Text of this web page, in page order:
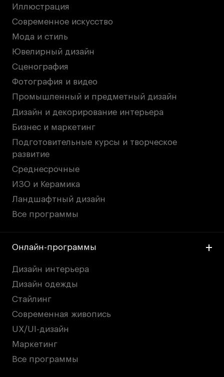
Иллюстрация
Современное искусство
Мода и стиль
Ювелирный дизайн
Сценография
Фотография и видео
Промышленный и предметный дизайн
Дизайн и декорирование интерьера
Бизнес и маркетинг
Подготовительные курсы и творческое
развитие
Среднесрочные
ИЗО и Керамика
Ландшафтный дизайн
Все программы
Онлайн-программы
Дизайн интерьера
Дизайн одежды
Стайлинг
Современная живопись
UX/UI-дизайн
Маркетинг
Все программы